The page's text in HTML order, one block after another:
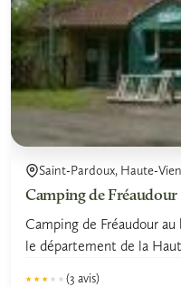
Saint-Pardoux, Haute-
Camping de Fréaudour
Camping de Fréaudour
le département de la
★★★★★
★★★★★ (3 avis)